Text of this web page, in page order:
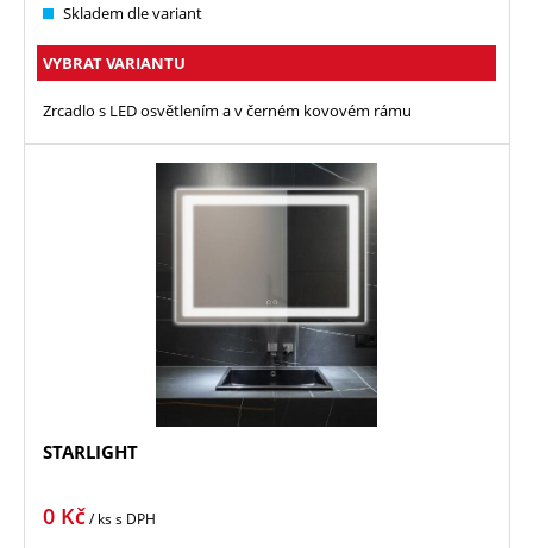
Skladem dle variant
VYBRAT VARIANTU
Zrcadlo s LED osvětlením a v černém kovovém rámu
STARLIGHT
0 Kč/ kss DPH